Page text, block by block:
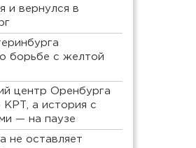
и вернулся в
борьбе с желтой
центр Оренбурга
КРТ, а история с
— на паузе
не оставляет